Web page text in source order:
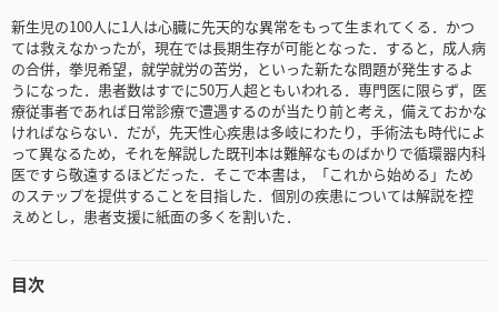
新生児の100人に1人は心臓に先天的な異常をもって生まれてくる．かつ
ては救えなかったが，現在では長期生存が可能となった．すると，成人病
の合併，拳児希望，就学就労の苦労，といった新たな問題が発生するよ
うになった．患者数はすでに50万人超ともいわれる．専門医に限らず，医
療従事者であれば日常診療で遭遇するのが当たり前と考え，備えておかな
ければならない．だが，先天性心疾患は多岐にわたり，手術法も時代によ
って異なるため，それを解説した既刊本は難解なものばかりで循環器内科
医ですら敬遠するほどだった．そこで本書は，「これから始める」ため
のステップを提供することを目指した．個別の疾患については解説を控
えめとし，患者支援に紙面の多くを割いた．
目次